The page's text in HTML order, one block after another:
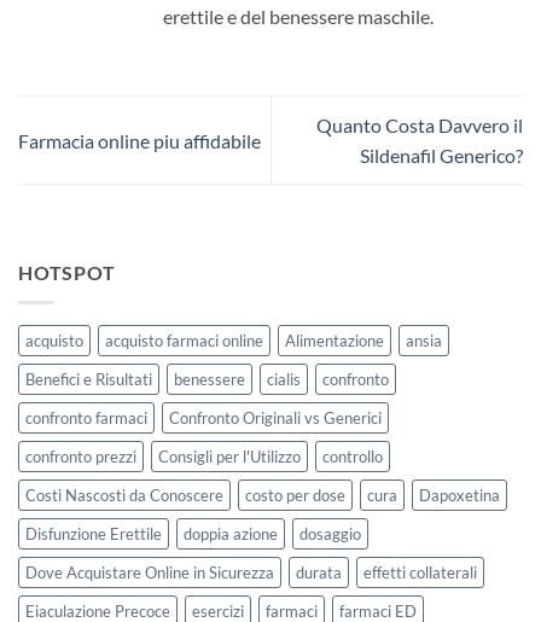
erettile e del benessere maschile.
Farmacia online piu affidabile
Quanto Costa Davvero il
Sildenafil Generico?
HOTSPOT
acquisto acquisto farmaci online Alimentazione
ansia
Benefici e Risultati
benessere cialis
confronto
confronto farmaci
Confronto Originali vs Generici
confronto prezzi
Consigli per l'Utilizzo
controllo
Costi Nascosti da Conoscere
costo per dose cura
Dapoxetina
Disfunzione Erettile
doppia azione
dosaggio
Dove Acquistare Online in Sicurezza
durata
effetti collaterali
Eiaculazione Precoce
esercizi farmaci
farmaci ED